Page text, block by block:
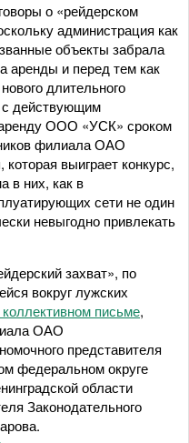
о «рейдерском
администрация как
объекты забрала
аренды и перед тем как
длительного
с действующим
ООО «УСК» сроком
филиала ОАО
выиграет конкурс,
в них, как в
сети не один
невыгодно привлекать
захват», по
вокруг лужских
письме,
ОАО
представителя
федеральном округе
области
Законодательного